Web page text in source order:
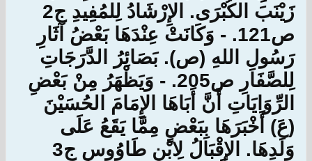
زَيْنَبَ الكُبْرَى. الإِرْشَادُ لِلمُفِيدِ ج2
ص121. - وَكَانَتْ عِنْدَهَا بَعْضُ آثَارِ
رَسُولِ اللهِ (ص). بَصَائِرُ الدَّرَجَاتِ
لِلصَّفَارِ ص205. - وَيَظْهَرُ مِنْ بَعْضِ
الرِّوَايَاتِ أَنَّ أَبَاهَا الإِمَامَ الحُسَيْنَ
(عَ) أَخْبَرَهَا بِبَعْضٍ مِمَّا يَقَعُ عَلَى
وَلَدِهَا. الإِقْبَالُ لِابْنِ طَاوُوسٍ ج3